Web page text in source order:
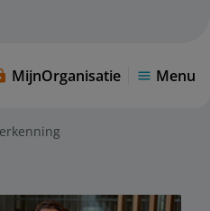
MijnOrganisatie Menu